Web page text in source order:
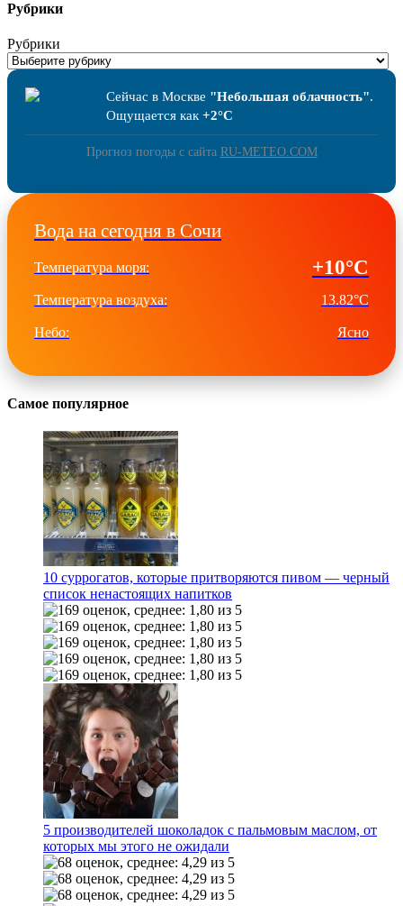
Рубрики
Рубрики
Сейчас в Москве "Небольшая облачность".
Ощущается как+2°C
Прогноз погоды с сайта RU-METEO.COM
Вода на сегодня в Сочи
Температура моря: +10°C
Температура воздуха: 13.82°C
Небо: Ясно
Самое популярное
10 суррогатов, которые притворяются пивом — черный
список ненастоящих напитков
5 производителей шоколадок с пальмовым маслом, от
которых мы этого не ожидали